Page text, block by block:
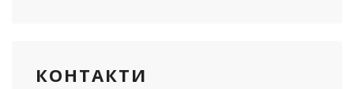
КОНТАКТИ